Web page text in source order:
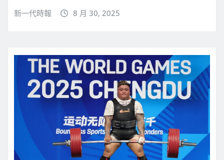
新一代時報 8 月 30, 2025